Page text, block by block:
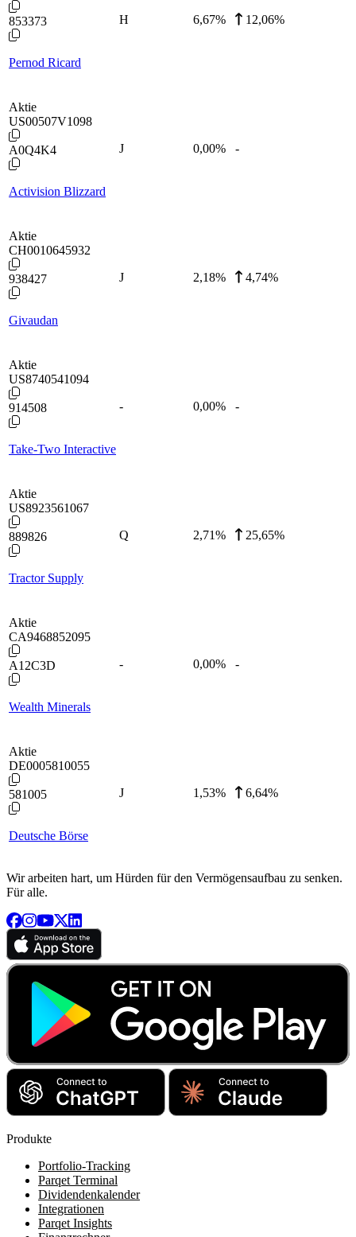
853373
Pernod Ricard
H 6,67% 12,06%
Aktie
US00507V1098
A0Q4K4
Activision Blizzard
J 0,00% -
Aktie
CH0010645932
938427
Givaudan
J 2,18% 4,74%
Aktie
US8740541094
914508
Take-Two Interactive
- 0,00% -
Aktie
US8923561067
889826
Tractor Supply
Q 2,71% 25,65%
Aktie
CA9468852095
A12C3D
Wealth Minerals
- 0,00% -
Aktie
DE0005810055
581005
Deutsche Börse
J 1,53% 6,64%
Wir arbeiten hart, um Hürden für den Vermögensaufbau zu senken.
Für alle.
Produkte
Portfolio-Tracking
Parqet Terminal
Dividendenkalender
Integrationen
Parqet Insights